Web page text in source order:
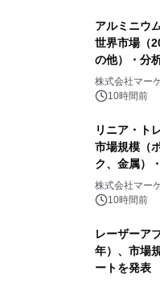
アルミニウ
世界市場（
の他）・分
株式会社マー
10時間前
リニア・ト
市場規模（
ク、金属）
株式会社マー
10時間前
レーザーア
年）、市場
ートを発表